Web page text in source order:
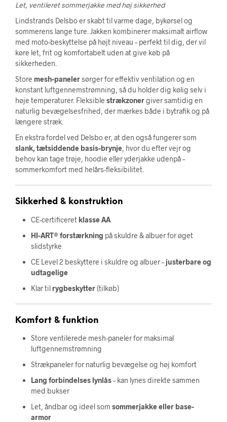
Let, ventileret sommerjakke med høj sikkerhed
Lindstrands Delsbo er skabt til varme dage, bykørsel og
sommerens lange ture. Jakken kombinerer maksimalt airflow
med moto-beskyttelse på højt niveau – perfekt til dig, der vil
køre let, frit og komfortabelt uden at give køb på
sikkerheden.
Store mesh-panelersørger for effektiv ventilation og en
konstant luftgennemstrømning, så du holder dig kølig selv i
høje temperaturer. Fleksible strækzonergiver samtidig en
naturlig bevægelsesfrihed, der mærkes både i bytrafik og på
længere stræk.
En ekstra fordel ved Delsbo er, at den også fungerer som
slank, tætsiddende basis-brynje, hvor du efter vejr og
behov kan tage trøje, hoodie eller yderjakke udenpå –
sommerkomfort med helårs-fleksibilitet.
Sikkerhed & konstruktion
CE-certificeret klasse AA
HI-ART® forstærkning på skuldre & albuer for øget
slidstyrke
CE Level 2 beskyttere i skuldre og albuer – justerbare og
udtagelige
Klar til rygbeskytter(tilkøb)
Komfort & funktion
Store ventilerede mesh-paneler for maksimal
luftgennemstrømning
Strækpaneler for naturlig bevægelse og høj komfort
Lang forbindelses lynlås– kan lynes direkte sammen
med bukser
Let, åndbar og ideel som sommerjakke eller base-
armor